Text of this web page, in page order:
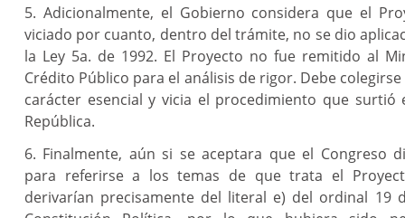
5. Adicionalmente, el Gobierno considera que el
viciado por cuanto, dentro del trámite, no se dio
la Ley 5a. de 1992. El Proyecto no fue remitido al
Crédito Público para el análisis de rigor. Debe
carácter esencial y vicia el procedimiento que surtió
República.
6. Finalmente, aún si se aceptara que el Congreso
para referirse a los temas de que trata el
derivarían precisamente del literal e) del ordinal 19